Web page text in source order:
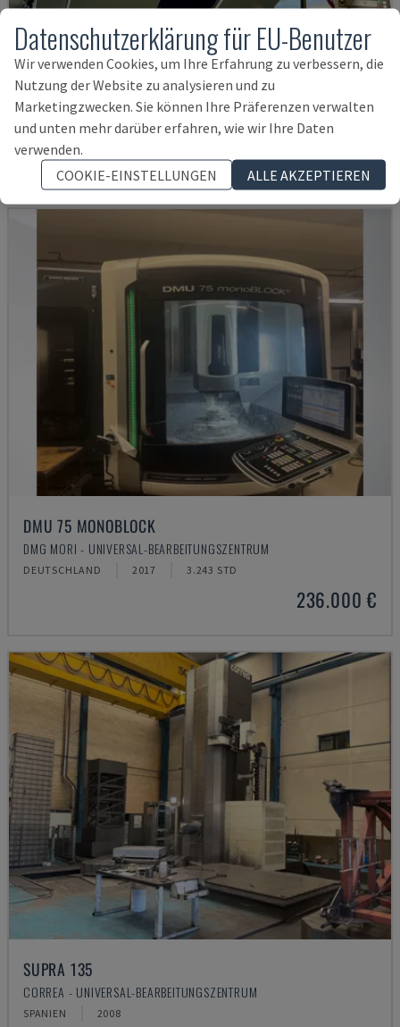
H800U
POSMILL - UNIVERSAL-BEARBEITUNGSZENTRUM
DEUTSCHLAND 2021 11.514 STD
177.000 €
DMU 75 MONOBLOCK
DMG MORI - UNIVERSAL-BEARBEITUNGSZENTRUM
DEUTSCHLAND 2017 3.243 STD
236.000 €
SUPRA 135
CORREA - UNIVERSAL-BEARBEITUNGSZENTRUM
SPANIEN 2008
Datenschutzerklärung für EU-Benutzer
Wir verwenden Cookies, um Ihre Erfahrung zu verbessern, die
Nutzung der Website zu analysieren und zu
Marketingzwecken. Sie können Ihre Präferenzen verwalten
und unten mehr darüber erfahren, wie wir Ihre Daten
verwenden.
COOKIE-EINSTELLUNGEN
ALLE AKZEPTIEREN